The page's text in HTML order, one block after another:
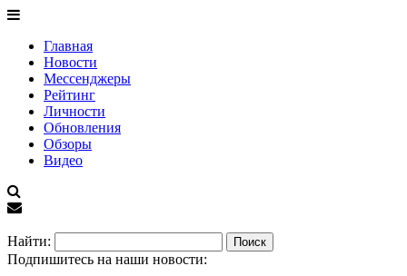
Главная
Новости
Мессенджеры
Рейтинг
Личности
Обновления
Обзоры
Видео
Найти:
Подпишитесь на наши новости: